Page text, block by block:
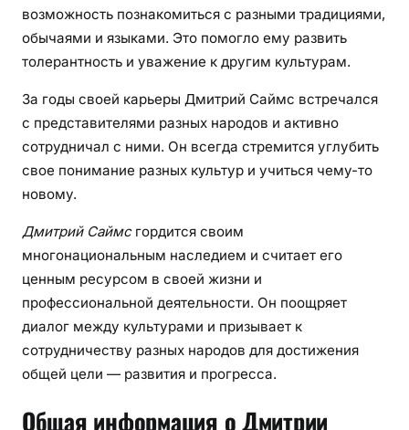
возможность познакомиться с разными традициями,
обычаями и языками. Это помогло ему развить
толерантность и уважение к другим культурам.
За годы своей карьеры Дмитрий Саймс встречался
с представителями разных народов и активно
сотрудничал с ними. Он всегда стремится углубить
свое понимание разных культур и учиться чему-то
новому.
Дмитрий Саймсгордится своим
многонациональным наследием и считает его
ценным ресурсом в своей жизни и
профессиональной деятельности. Он поощряет
диалог между культурами и призывает к
сотрудничеству разных народов для достижения
общей цели — развития и прогресса.
Общая информация о Дмитрии